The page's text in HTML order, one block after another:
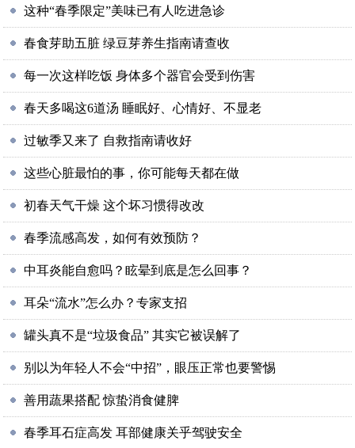
这种“春季限定”美味已有人吃进急诊
春食芽助五脏 绿豆芽养生指南请查收
每一次这样吃饭 身体多个器官会受到伤害
春天多喝这6道汤 睡眠好、心情好、不显老
过敏季又来了 自救指南请收好
这些心脏最怕的事，你可能每天都在做
初春天气干燥 这个坏习惯得改改
春季流感高发，如何有效预防？
中耳炎能自愈吗？眩晕到底是怎么回事？
耳朵“流水”怎么办？专家支招
罐头真不是“垃圾食品” 其实它被误解了
别以为年轻人不会“中招”，眼压正常也要警惕
善用蔬果搭配 惊蛰消食健脾
春季耳石症高发 耳部健康关乎驾驶安全